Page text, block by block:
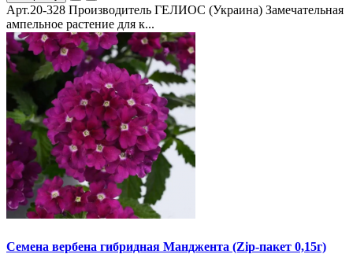
Арт.20-328 Производитель ГЕЛИОС (Украина) Замечательная
ампельное растение для к...
Семена вербена гибридная Манджента (Zip-пакет 0,15г)